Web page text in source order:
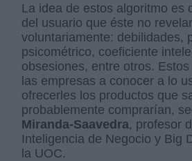
La idea de estos algoritmo es
del usuario que éste no
voluntariamente: debilidades,
psicométrico, coeficiente
obsesiones, entre otros.
las empresas a conocer a lo
ofrecerles los productos que
probablemente comprarían,
Miranda-Saavedra, profesor
Inteligencia de Negocio y Big
la UOC.